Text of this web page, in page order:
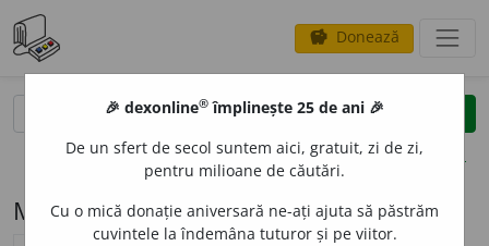
savings Donează
opțiuni
Modelul de flexiune M62 (codru)
🎉 dexonline® împlinește 25 de ani 🎉
De un sfert de secol suntem aici, gratuit, zi de zi,
pentru milioane de căutări.
Cu o mică donație aniversară ne-ați ajuta să păstrăm
cuvintele la îndemâna tuturor și pe viitor.